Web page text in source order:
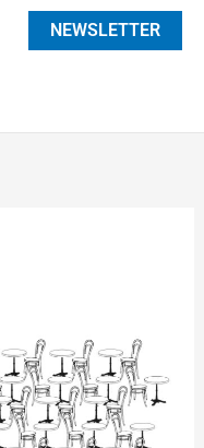
NEWSLETTER